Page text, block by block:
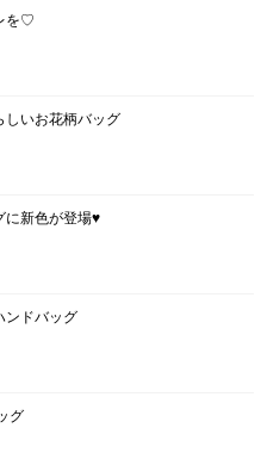
を♡
いお花柄バッグ
に新色が登場♥
ンドバッグ
グ